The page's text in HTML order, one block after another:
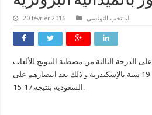
20 février 2016 المنتخب التونسي
الدرجة الثالثة من مصطبة التتويج للألعاب
المتوسّطية لمن هم دون 19 سنة بالإسكندرية و ذلك بعد انتصارهم على
السعودية بنتيجة 17-15.